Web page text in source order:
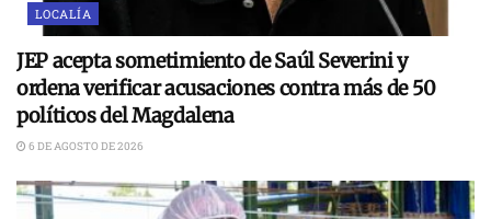
LOCALÍA
JEP acepta sometimiento de Saúl Severini y
ordena verificar acusaciones contra más de 50
políticos del Magdalena
6 DE AGOSTO DE 2026